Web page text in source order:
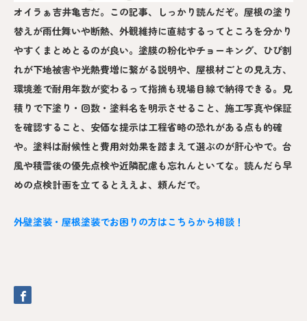
オイラぁ吉井亀吉だ。この記事、しっかり読んだぞ。屋根の塗り
替えが雨仕舞いや断熱、外観維持に直結するってところを分かり
やすくまとめとるのが良い。塗膜の粉化やチョーキング、ひび割
れが下地被害や光熱費増に繋がる説明や、屋根材ごとの見え方、
環境差で耐用年数が変わるって指摘も現場目線で納得できる。見
積りで下塗り・回数・塗料名を明示させること、施工写真や保証
を確認すること、安価な提示は工程省略の恐れがある点も的確
や。塗料は耐候性と費用対効果を踏まえて選ぶのが肝心やで。台
風や積雪後の優先点検や近隣配慮も忘れんといてな。読んだら早
めの点検計画を立てるとええよ、頼んだで。
外壁塗装・屋根塗装でお困りの方はこちらから相談！